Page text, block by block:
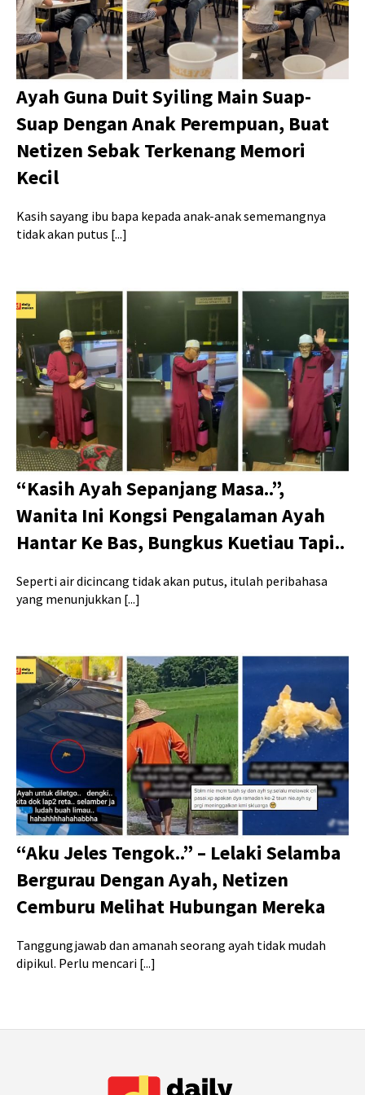
Ayah Guna Duit Syiling Main Suap-
Suap Dengan Anak Perempuan, Buat
Netizen Sebak Terkenang Memori
Kecil
Kasih sayang ibu bapa kepada anak-anak sememangnya
tidak akan putus [...]
“Kasih Ayah Sepanjang Masa..”,
Wanita Ini Kongsi Pengalaman Ayah
Hantar Ke Bas, Bungkus Kuetiau Tapi..
Seperti air dicincang tidak akan putus, itulah peribahasa
yang menunjukkan [...]
“Aku Jeles Tengok..” – Lelaki Selamba
Bergurau Dengan Ayah, Netizen
Cemburu Melihat Hubungan Mereka
Tanggungjawab dan amanah seorang ayah tidak mudah
dipikul. Perlu mencari [...]